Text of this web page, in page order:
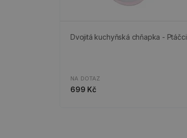
Dvojitá kuchyňská chňapka - Ptáčci
NA DOTAZ
699 Kč